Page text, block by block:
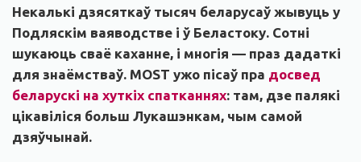
Некалькі дзясяткаў тысяч беларусаў жывуць у
Подляскім ваяводстве і ў Беластоку. Сотні
шукаюць сваё каханне, і многія — праз дадаткі
для знаёмстваў. MOST ужо пісаў пра досвед
беларускі на хуткіх спатканнях: там, дзе палякі
цікавіліся больш Лукашэнкам, чым самой
дзяўчынай.